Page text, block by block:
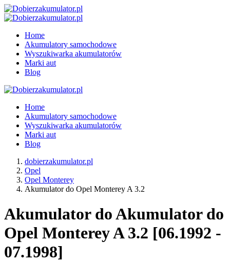
Home
Akumulatory samochodowe
Wyszukiwarka akumulatorów
Marki aut
Blog
Home
Akumulatory samochodowe
Wyszukiwarka akumulatorów
Marki aut
Blog
dobierzakumulator.pl
Opel
Opel Monterey
Akumulator do Opel Monterey A 3.2
Akumulator do Akumulator do
Opel Monterey A 3.2 [06.1992 -
07.1998]